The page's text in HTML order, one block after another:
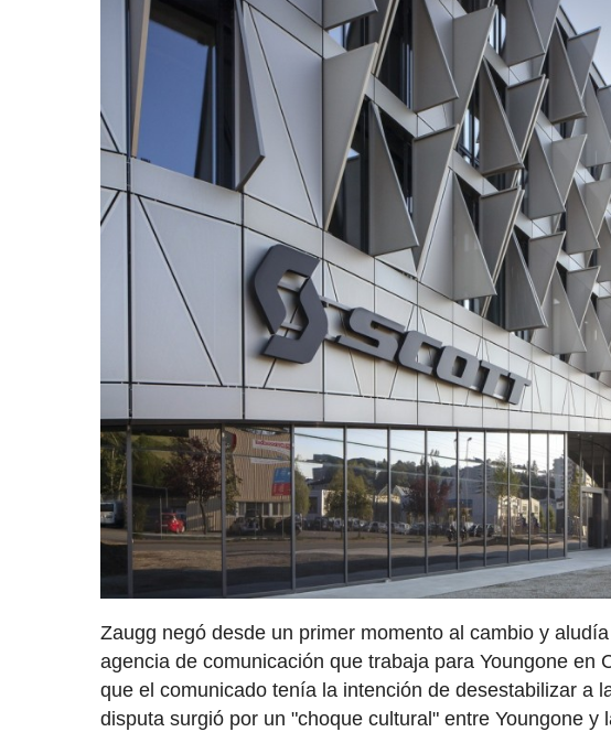
Zaugg negó desde un primer momento al cambio y
agencia de comunicación que trabaja para Youngone en
que el comunicado tenía la intención de desestabilizar a
disputa surgió por un "choque cultural" entre Youngone